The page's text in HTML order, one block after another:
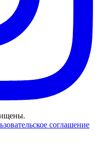
соглашение